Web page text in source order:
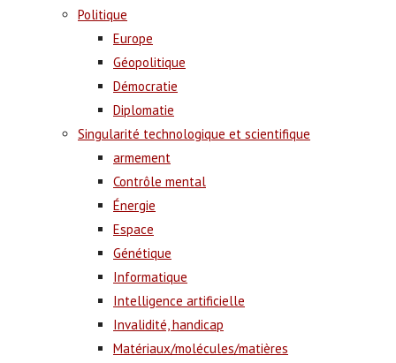
Politique
Europe
Géopolitique
Démocratie
Diplomatie
Singularité technologique et scientifique
armement
Contrôle mental
Énergie
Espace
Génétique
Informatique
Intelligence artificielle
Invalidité, handicap
Matériaux/molécules/matières